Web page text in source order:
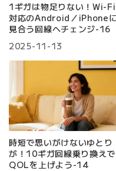
1ギガは物足りない！Wi-
対応のAndroid／iPhoneに
見合う回線へチェンジ-16
2025-11-13
時短で思いがけないゆとり
が！10ギガ回線乗り換えで
QOLを上げよう-14